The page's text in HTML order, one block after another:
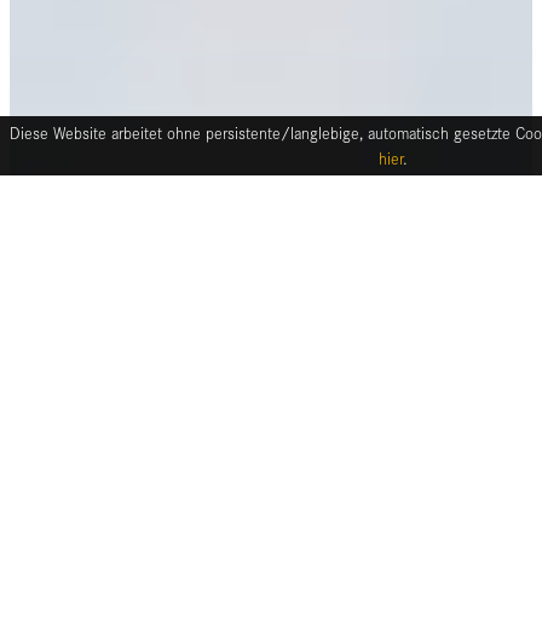
Diese Website arbeitet ohne persistente/langlebige, automatisch gesetzte
hier.